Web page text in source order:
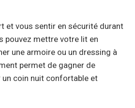
et vous sentir en sécurité durant
pouvez mettre votre lit en
une armoire ou un dressing à
permet de gagner de
un coin nuit confortable et